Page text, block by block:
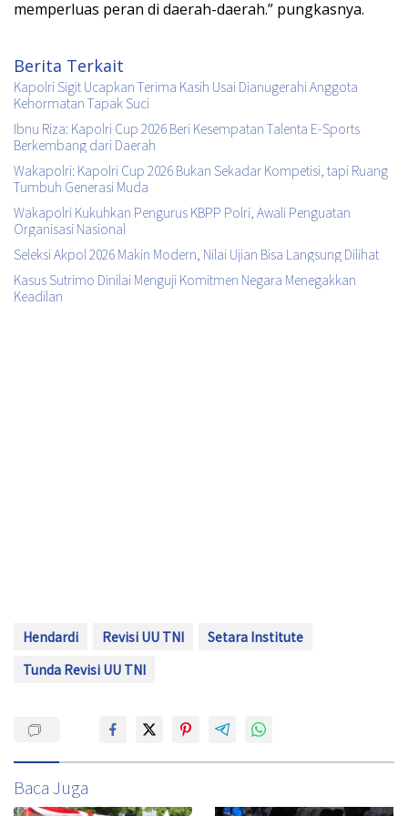
memperluas peran di daerah-daerah.” pungkasnya.
Berita Terkait
Kapolri Sigit Ucapkan Terima Kasih Usai Dianugerahi Anggota
Kehormatan Tapak Suci
Ibnu Riza: Kapolri Cup 2026 Beri Kesempatan Talenta E-Sports
Berkembang dari Daerah
Wakapolri: Kapolri Cup 2026 Bukan Sekadar Kompetisi, tapi Ruang
Tumbuh Generasi Muda
Wakapolri Kukuhkan Pengurus KBPP Polri, Awali Penguatan
Organisasi Nasional
Seleksi Akpol 2026 Makin Modern, Nilai Ujian Bisa Langsung Dilihat
Kasus Sutrimo Dinilai Menguji Komitmen Negara Menegakkan
Keadilan
Hendardi Revisi UU TNI
Setara Institute
Tunda Revisi UU TNI
Baca Juga